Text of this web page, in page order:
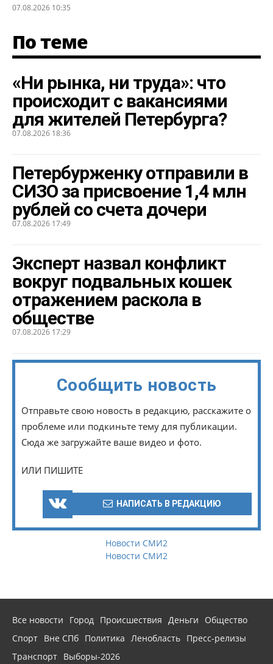
07.08.2026 10:35
По теме
«Ни рынка, ни труда»: что
происходит с вакансиями
для жителей Петербурга?
07.08.2026 18:36
Петербурженку отправили в
СИЗО за присвоение 1,4 млн
рублей со счета дочери
07.08.2026 17:49
Эксперт назвал конфликт
вокруг подвальных кошек
отражением раскола в
обществе
07.08.2026 17:29
Сообщить новость
Отправьте свою новость в редакцию, расскажите о
проблеме или подкиньте тему для публикации.
Сюда же загружайте ваше видео и фото.
ИЛИ ПИШИТЕ
НАПИСАТЬ В РЕДАКЦИЮ
Новости СМИ2
Новости СМИ2
Все новости Город Происшествия Деньги
Общество
Спорт Вне СПб Политика Ленобласть Пресс-релизы
Транспорт Выборы-2026